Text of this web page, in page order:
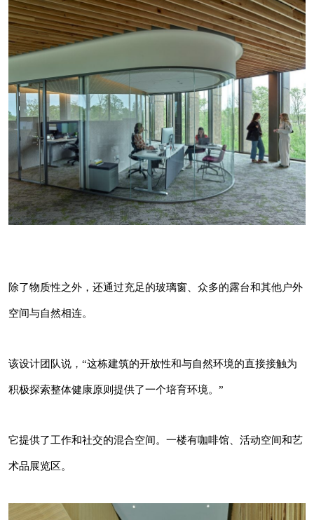
除了物质性之外，还通过充足的玻璃窗、众多的
露台和其他户外空间与自然相连。
该设计团队说，“这栋建筑的开放性和与自然环
境的直接接触为积极探索整体健康原则提供了一
它提供了工作和社交的混合空间。一楼有咖啡
馆、活动空间和艺术品展览区。
除了物质性之外，还通过充足的玻璃窗、众多的露台和其他户外
空间与自然相连。
该设计团队说，“这栋建筑的开放性和与自然环境的直接接触为
积极探索整体健康原则提供了一个培育环境。”
它提供了工作和社交的混合空间。一楼有咖啡馆、活动空间和艺
术品展览区。